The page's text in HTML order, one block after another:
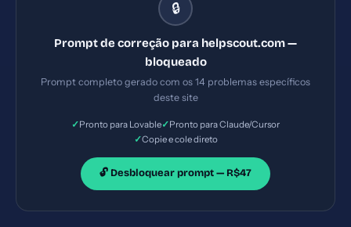
Content-Type-Options ausente 4) Referrer-Policy
gerando os arquivos necessários e configurações de
servidor. Priorize as correções críticas primeiro.
🔒
Prompt de correção para helpscout.com —
bloqueado
Prompt completo gerado com os 14 problemas específicos
deste site
✓Pronto para Lovable✓Pronto para Claude/Cursor
✓Copie e cole direto
🔓 Desbloquear prompt — R$47